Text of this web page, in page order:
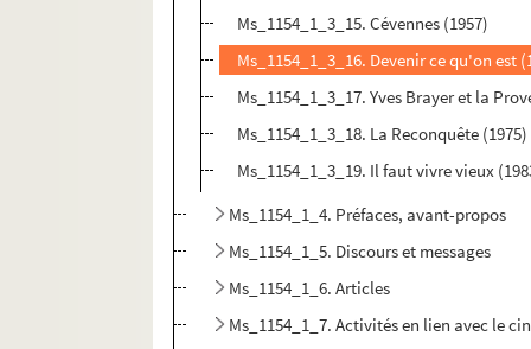
Ms_1154_1_3_15. Cévennes (1957)
Ms_1154_1_3_16. Devenir ce qu'on est
Ms_1154_1_3_17. Yves Brayer et la
Ms_1154_1_3_18. La Reconquête (1975)
Ms_1154_1_3_19. Il faut vivre vieux
Ms_1154_1_4. Préfaces, avant-propos
Ms_1154_1_5. Discours et messages
Ms_1154_1_6. Articles
Ms_1154_1_7. Activités en lien avec le